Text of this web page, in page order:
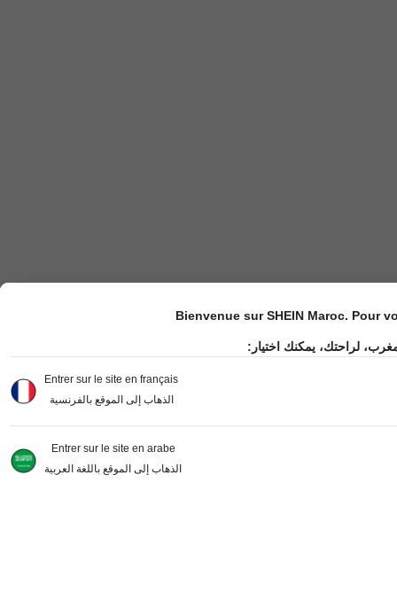
Bienvenue sur SHEIN Maroc. Pour
لراحتك، يمكنك اختيار:
Entrer sur le site en français
الذهاب إلى الموقع بالفرنسية
Entrer sur le site en arabe
الذهاب إلى الموقع باللغة العربية